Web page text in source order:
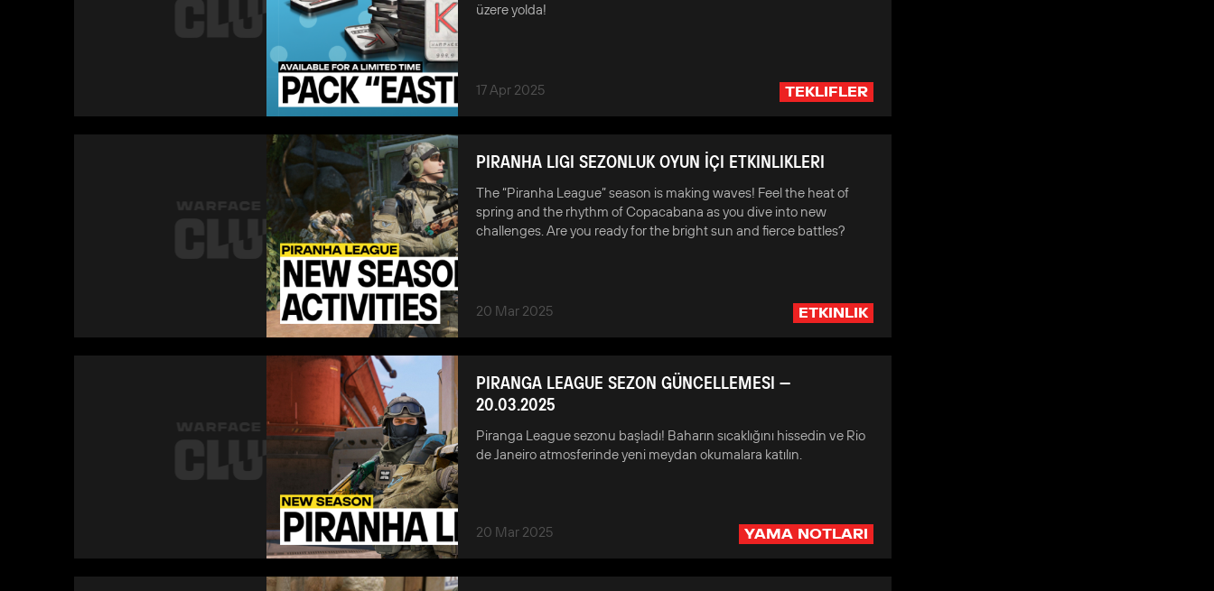
üzere yolda!
17 Apr 2025 TEKLIFLER
PIRANHA LIGI SEZONLUK OYUN İÇI ETKINLIKLERI
The “Piranha League” season is making waves! Feel the heat of
spring and the rhythm of Copacabana as you dive into new
challenges. Are you ready for the bright sun and fierce battles?
20 Mar 2025 ETKINLIK
PIRANGA LEAGUE SEZON GÜNCELLEMESI —
20.03.2025
Piranga League sezonu başladı! Baharın sıcaklığını hissedin ve Rio
de Janeiro atmosferinde yeni meydan okumalara katılın.
20 Mar 2025 YAMA NOTLARI